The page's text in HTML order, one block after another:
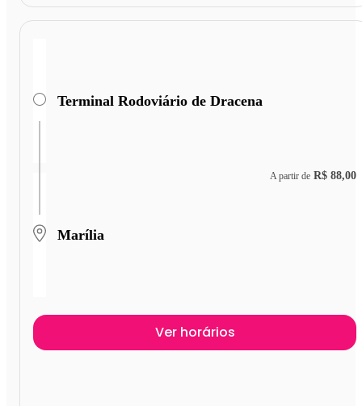
Terminal Rodoviário de Dracena
Marília
A partir de R$ 88,00
Ver horários